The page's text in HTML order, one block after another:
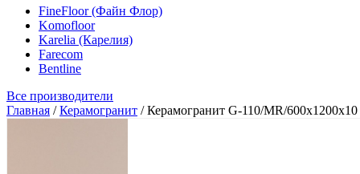
FineFloor (Файн Флор)
Komofloor
Karelia (Карелия)
Farecom
Bentline
Все производители
Главная /Керамогранит /Керамогранит G-110/MR/